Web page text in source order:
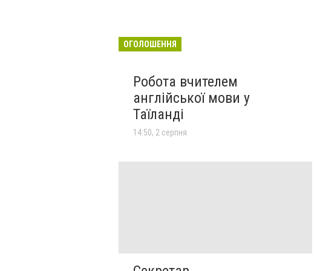
ОГОЛОШЕННЯ
Робота вчителем
англійської мови у
Таїланді
14:50, 2 серпня